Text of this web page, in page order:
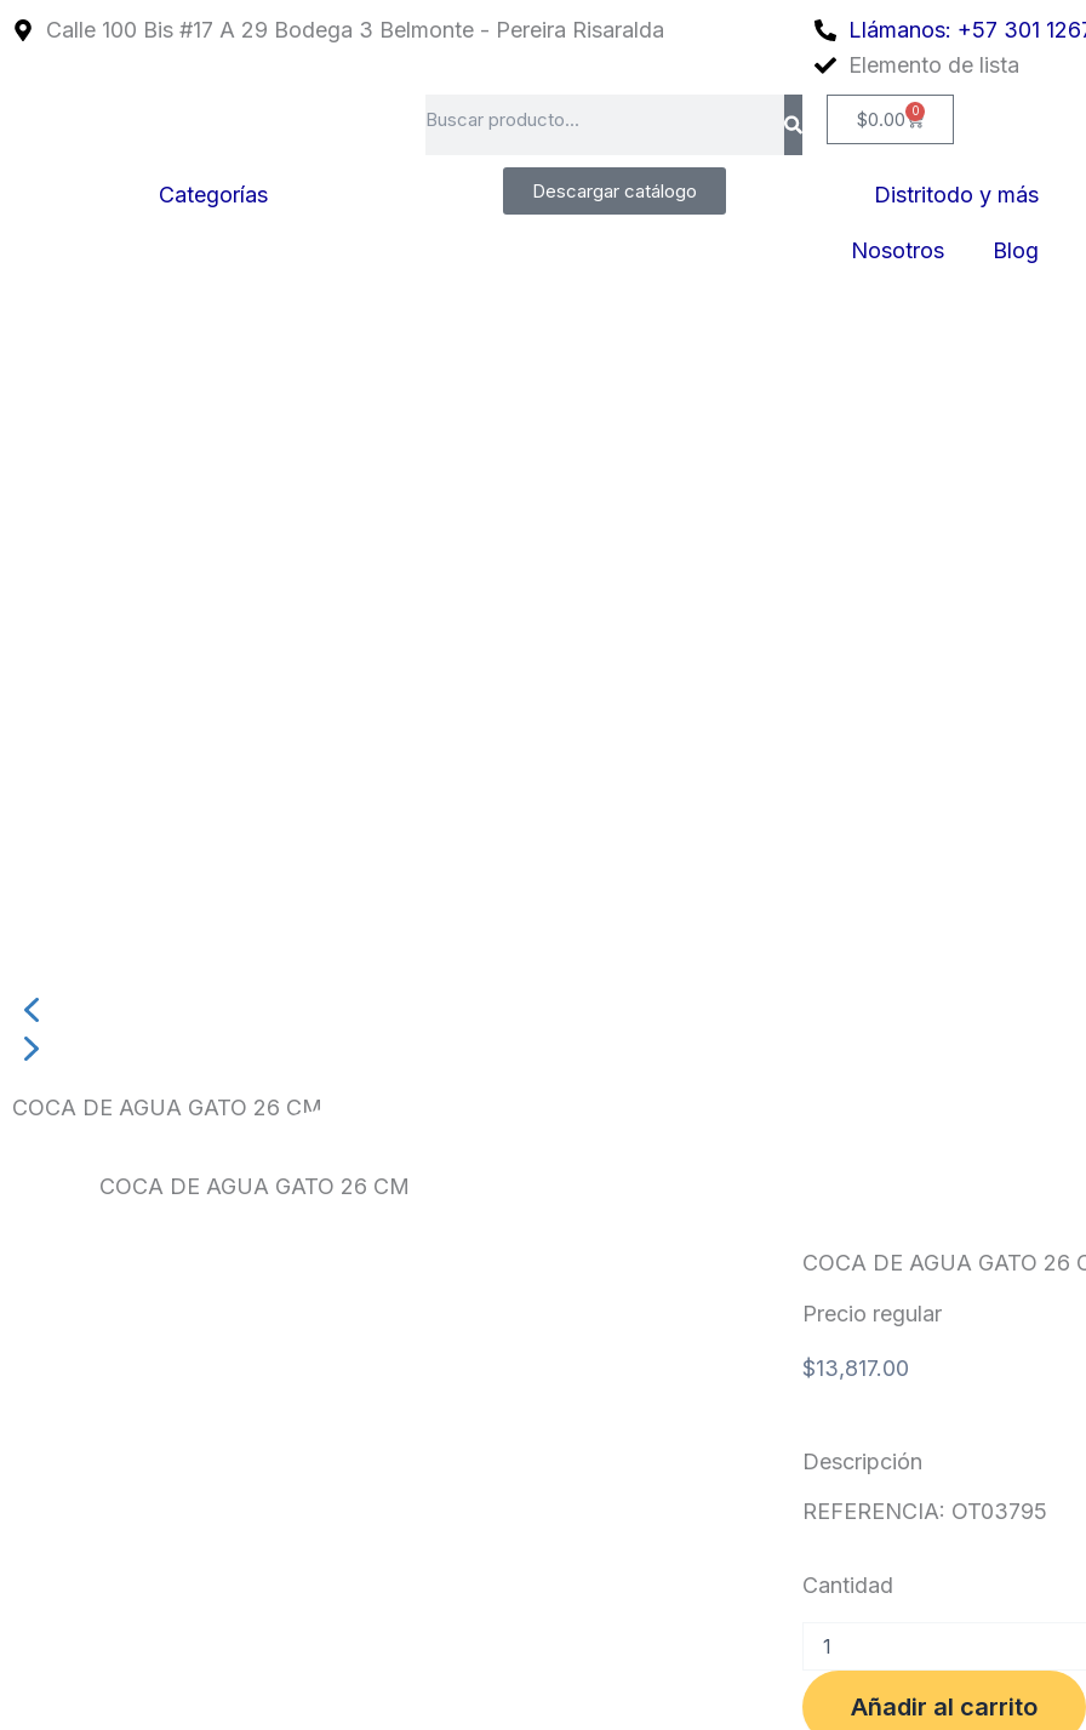
Calle 100 Bis #17 A 29 Bodega 3 Belmonte - Pereira Risaralda
Llámanos: +57 301
Elemento de lista
$0.00 0
Cart
Categorías Descargar catálogo Distritodo y más
Nosotros Blog
COCA DE AGUA GATO 26 CM
COCA DE AGUA GATO 26 CM
COCA DE AGUA GATO 26
Precio regular
$13,817.00
Descripción
REFERENCIA: OT03795
Cantidad
AGUA
GATO
Añadir al carrito